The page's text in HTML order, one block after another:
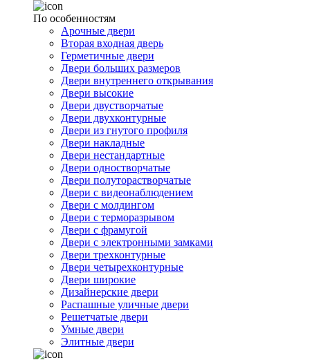
По особенностям
Арочные двери
Вторая входная дверь
Герметичные двери
Двери больших размеров
Двери внутреннего открывания
Двери высокие
Двери двустворчатые
Двери двухконтурные
Двери из гнутого профиля
Двери накладные
Двери нестандартные
Двери одностворчатые
Двери полуторастворчатые
Двери с видеонаблюдением
Двери с молдингом
Двери с терморазрывом
Двери с фрамугой
Двери с электронными замками
Двери трехконтурные
Двери четырехконтурные
Двери широкие
Дизайнерские двери
Распашные уличные двери
Решетчатые двери
Умные двери
Элитные двери